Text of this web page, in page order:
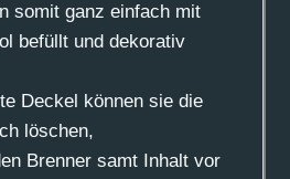
somit ganz einfach mit
befüllt und dekorativ
Deckel können sie die
löschen,
Brenner samt Inhalt vor